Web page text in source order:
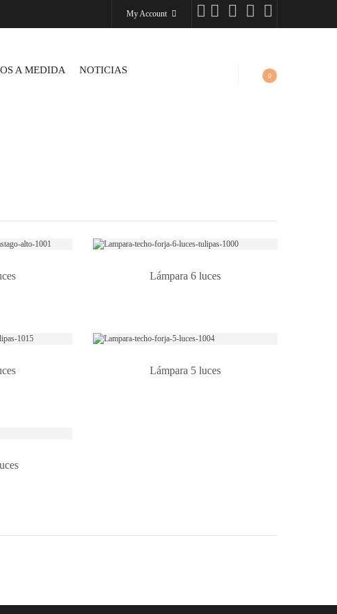
My Account
A MEDIDA
NOTICIAS
0
Lámpara 6 luces
Lámpara 5 luces